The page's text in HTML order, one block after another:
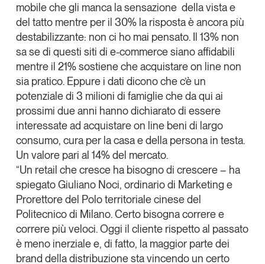
mobile che gli manca la sensazione della vista e
del tatto mentre per il 30%la risposta è ancora più
destabilizzante: non ci ho mai pensato. Il 13% non
sa se di questi siti di e-commerce siano affidabili
mentre il 21% sostiene che acquistare on line non
sia pratico. Eppure i dati dicono che c’è un
potenziale di 3 milioni di famiglieche da qui ai
prossimi due anni hanno dichiarato di essere
interessate ad acquistare on line beni di largo
consumo, cura per la casa e della persona in testa.
Un valore pari al 14% del mercato.
“Un retail che cresce ha bisogno di crescere – ha
spiegatoGiuliano Noci, ordinario di Marketing e
Prorettore del Polo territoriale cinese del
Politecnico di Milano. Certo bisognacorrere e
correre più veloci. Oggi il cliente rispetto al passato
è meno inerziale e, di fatto, la maggior parte dei
brand della distribuzione sta vincendo un certo